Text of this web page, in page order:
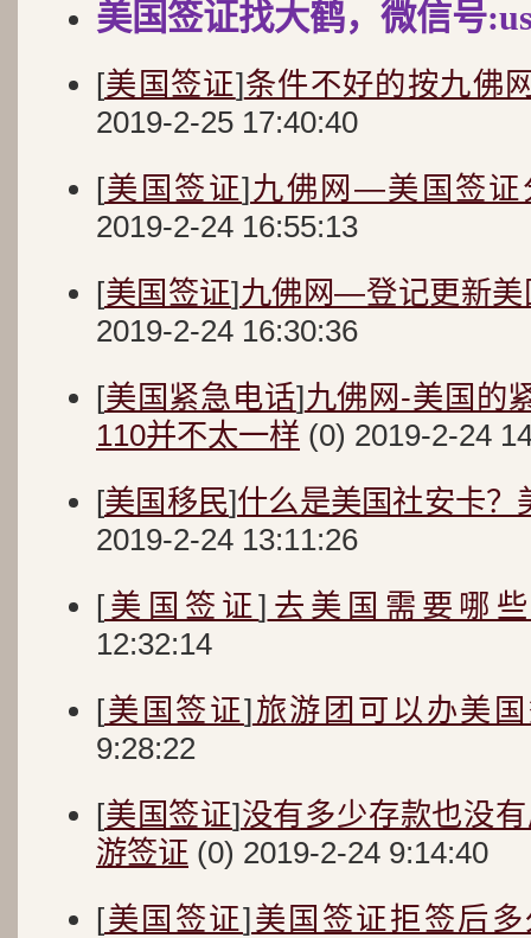
美国签证找大鹤，微信号
[美国签证]条件不好的按九佛
2019-2-25 17:40:40
[美国签证]九佛网—美国签证
2019-2-24 16:55:13
[美国签证]九佛网—登记更新美
2019-2-24 16:30:36
[美国紧急电话]九佛网-美国的
110并不太一样 (0) 2019-2-24
[美国移民]什么是美国社安卡？
2019-2-24 13:11:26
[ 美国签证] 去美国需要哪
12:32:14
[美国签证]旅游团可以办美
9:28:22
[美国签证]没有多少存款也没
游签证 (0) 2019-2-24 9:14:40
[美国签证]美国签证拒签后